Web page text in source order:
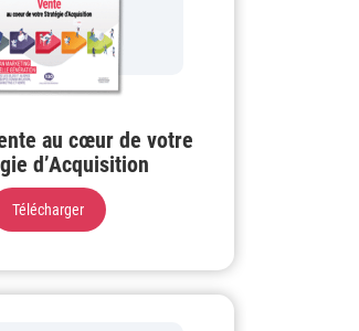
au cœur de votre
d’Acquisition
Télécharger